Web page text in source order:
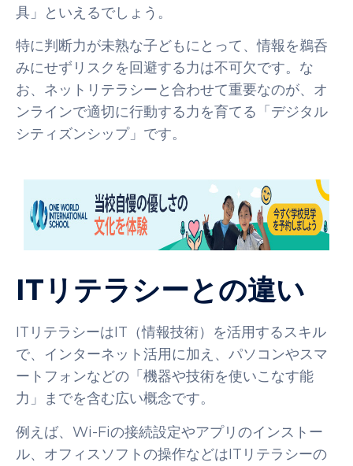
具」といえるでしょう。
特に判断力が未熟な子どもにとって、情報を鵜呑
みにせずリスクを回避する力は不可欠です。な
お、ネットリテラシーと合わせて重要なのが、オ
ンラインで適切に行動する力を育てる「デジタル
シティズンシップ」です。
ITリテラシーとの違い
ITリテラシーはIT（情報技術）を活用するスキル
で、インターネット活用に加え、パソコンやスマ
ートフォンなどの「機器や技術を使いこなす能
力」までを含む広い概念です。
例えば、Wi-Fiの接続設定やアプリのインストー
ル、オフィスソフトの操作などはITリテラシーの